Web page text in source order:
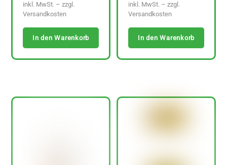
inkl. MwSt. – zzgl.
Versandkosten
In den Warenkorb
inkl. MwSt. – zzgl.
Versandkosten
In den Warenkorb